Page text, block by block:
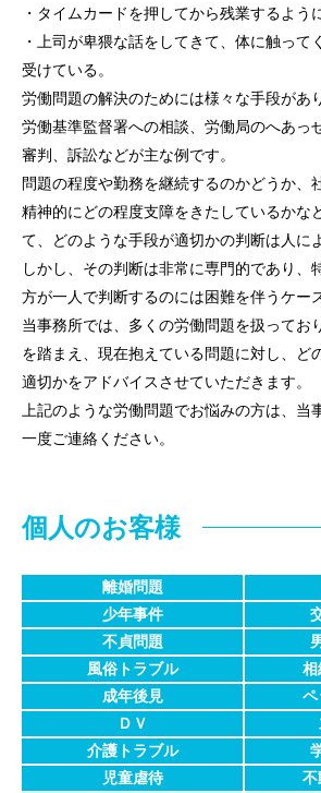
トップページ
個人のお客様
弁護士紹介
特別顧問
弁護士費用
ご相談の流れ
・タイムカードを押してから残業するよう
・上司が卑猥な話をしてきて、体に触って
受けている。
労働問題の解決のためには様々な手段があ
労働基準監督署への相談、労働局のへあっ
審判、訴訟などが主な例です。
問題の程度や勤務を継続するのかどうか、
精神的にどの程度支障をきたしているかな
て、どのような手段が適切かの判断は人に
しかし、その判断は非常に専門的であり、
方が一人で判断するのには困難を伴うケー
当事務所では、多くの労働問題を扱ってお
を踏まえ、現在抱えている問題に対し、ど
適切かをアドバイスさせていただきます。
上記のような労働問題でお悩みの方は、当
一度ご連絡ください。
個人のお客様
離婚問題
少年事件
不貞問題
風俗トラブル
相
成年後見
ペ
ＤＶ
介護トラブル
児童虐待
不